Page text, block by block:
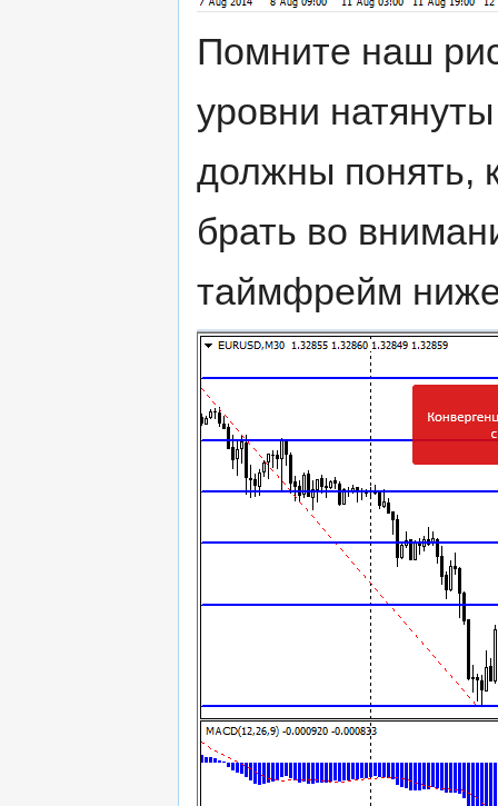
Помните наш
уровни
должны понять,
брать во
таймфрейм